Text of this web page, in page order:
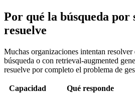
Por qué la búsqueda por
resuelve
Muchas organizaciones intentan
búsqueda o con retrieval-augmented
resuelve por completo el problema de
Capacidad Qué responde